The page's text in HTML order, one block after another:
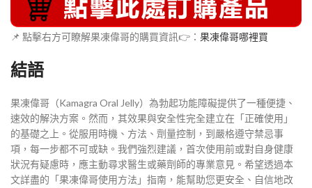
📌 點擊右方可瞭解果凍偉哥的購買資訊👉： 果凍偉哥哪裡買
結語
果凍偉哥（Kamagra Oral Jelly）為勃起功能障礙提供了一種便捷、
速效的解決方案。然而，其效果與安全性完全建立在「正確使用」
的基礎之上。從服用時機、方法、劑量控制，到嚴格遵守禁忌事
項，每一步都不可或缺。我們強烈建議，首次使用前或對自身健康
狀況有疑慮時，應主動尋求醫生或藥劑師的專業意見。希望透過本
文詳盡的「果凍偉哥使用方法」指南，能幫助您更安全、自信地改